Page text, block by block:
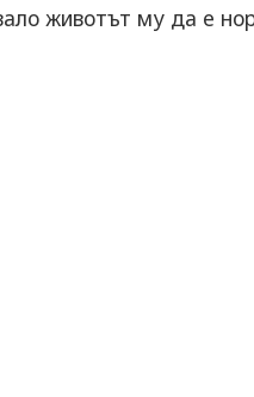
животът му да е